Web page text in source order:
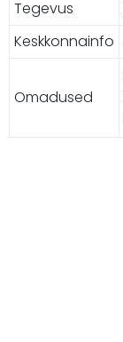
Tegevus
Keskkonnainfo
Omadused